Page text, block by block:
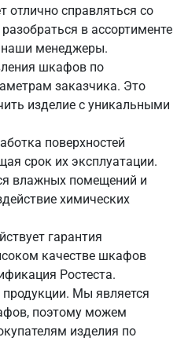
отлично справляться со
в ассортименте
наши менеджеры.
шкафов по
заказчика. Это
изделие с уникальными
поверхностей
срок их эксплуатации.
влажных помещений и
химических
гарантия
качестве шкафов
Ростеста.
Мы является
поэтому можем
изделия по